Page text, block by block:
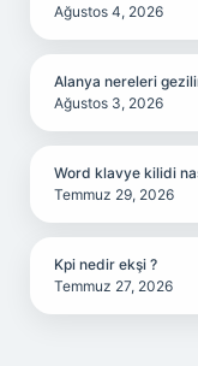
Ağustos 4, 2026
Alanya nereleri
Ağustos 3, 2026
Word klavye kilidi
Temmuz 29, 2026
Kpi nedir ekşi ?
Temmuz 27, 2026